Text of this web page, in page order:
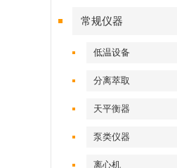
常规仪器
低温设备
分离萃取
天平衡器
泵类仪器
离心机